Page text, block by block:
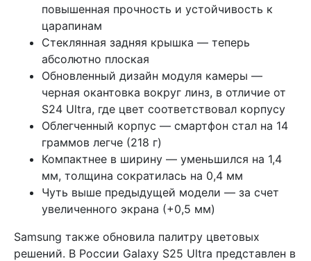
повышенная прочность и устойчивость к
царапинам
Стеклянная задняя крышка — теперь
абсолютно плоская
Обновленный дизайн модуля камеры —
черная окантовка вокруг линз, в отличие от
S24 Ultra, где цвет соответствовал корпусу
Облегченный корпус — смартфон стал на 14
граммов легче (218 г)
Компактнее в ширину — уменьшился на 1,4
мм, толщина сократилась на 0,4 мм
Чуть выше предыдущей модели — за счет
увеличенного экрана (+0,5 мм)
Samsung также обновила палитру цветовых
решений. В России Galaxy S25 Ultra представлен в